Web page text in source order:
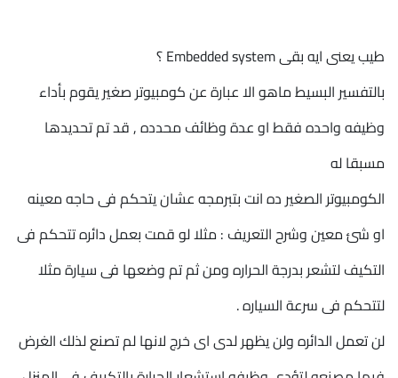
طيب يعنى ايه بقى Embedded system ؟
بالتفسير البسيط ماهو الا عبارة عن كومبيوتر صغير يقوم بأداء
وظيفه واحده فقط او عدة وظائف محدده , قد تم تحديدها
مسبقا له
الكومبيوتر الصغير ده انت بتبرمجه عشان يتحكم فى حاجه معينه
او شئ معين وشرح التعريف : مثلا لو قمت بعمل دائره تتحكم فى
التكيف لتشعر بدرجة الحراره ومن ثم تم وضعها فى سيارة مثلا
لتتحكم فى سرعة السياره .
لن تعمل الدائره ولن يظهر لدى اى خرج لانها لم تصنع لذلك الغرض